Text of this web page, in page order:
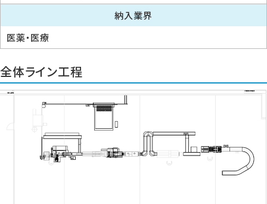
納入業界
医薬・医療
全体ライン工程